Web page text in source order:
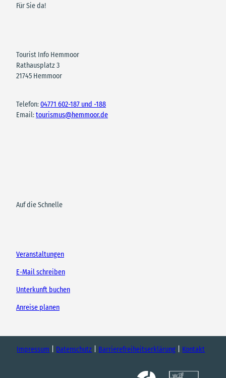
Für Sie da!
Tourist Info Hemmoor
Rathausplatz 3
21745 Hemmoor
Telefon:04771 602-187 und -188
Email:tourismus@hemmoor.de
Auf die Schnelle
Veranstaltungen
E-Mail schreiben
Unterkunft buchen
Anreise planen
Impressum Datenschutz Barrierefreiheitserklärung Kontakt